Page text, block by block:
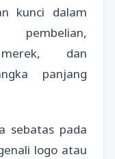
kunci dalam
pembelian,
dan
panjang
sebatas pada
logo atau